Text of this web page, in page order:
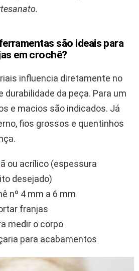
são ideais para
em crochê?
influencia diretamente no
da peça. Para um
e macios são indicados. Já
fios grossos e quentinhos
ou acrílico (espessura
desejado)
nº 4 mm a 6 mm
franjas
medir o corpo
para acabamentos